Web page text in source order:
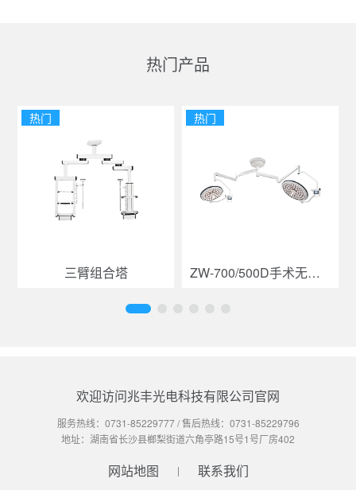
热门产品
热门
三臂组合塔
热门
ZW-700/500D手术无影灯
欢迎访问兆丰光电科技有限公司官网
服务热线： 0731-85229777/ 售后热线： 0731-85229796
地址：湖南省长沙县榔梨街道六角亭路15号1号厂房402
网站地图 联系我们